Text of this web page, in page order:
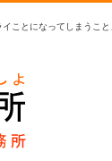
ことになってしまう